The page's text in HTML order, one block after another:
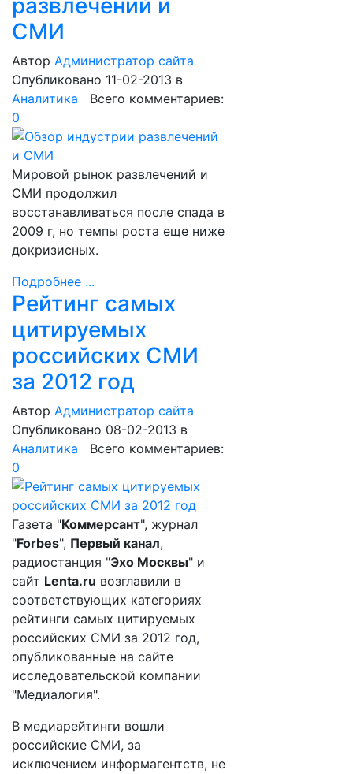
развлечений и
СМИ
Автор Администратор сайта
Опубликовано 11-02-2013 в
Аналитика Всего комментариев:
0
Мировой рынок развлечений и
СМИ продолжил
восстанавливаться после спада в
2009 г, но темпы роста еще ниже
докризисных.
Подробнее ...
Рейтинг самых
цитируемых
российских СМИ
за 2012 год
Автор Администратор сайта
Опубликовано 08-02-2013 в
Аналитика Всего комментариев:
0
Газета "Коммерсант", журнал
"Forbеs", Первый канал,
радиостанция "Эхо Москвы" и
сайт Lenta.ru возглавили в
соответствующих категориях
рейтинги самых цитируемых
российских СМИ за 2012 год,
опубликованные на сайте
исследовательской компании
"Медиалогия".
В медиарейтинги вошли
российские СМИ, за
исключением информагентств, не